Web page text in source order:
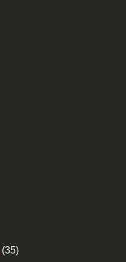
(35)